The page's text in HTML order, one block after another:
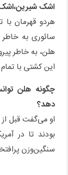
اشک
هردو قهرمان
سائوری به
هلن، به خاطر
این کشتی با
چگونه هلن
دهد؟
او می‌گفت قبل
بودند تا در
سنگین‌وزن